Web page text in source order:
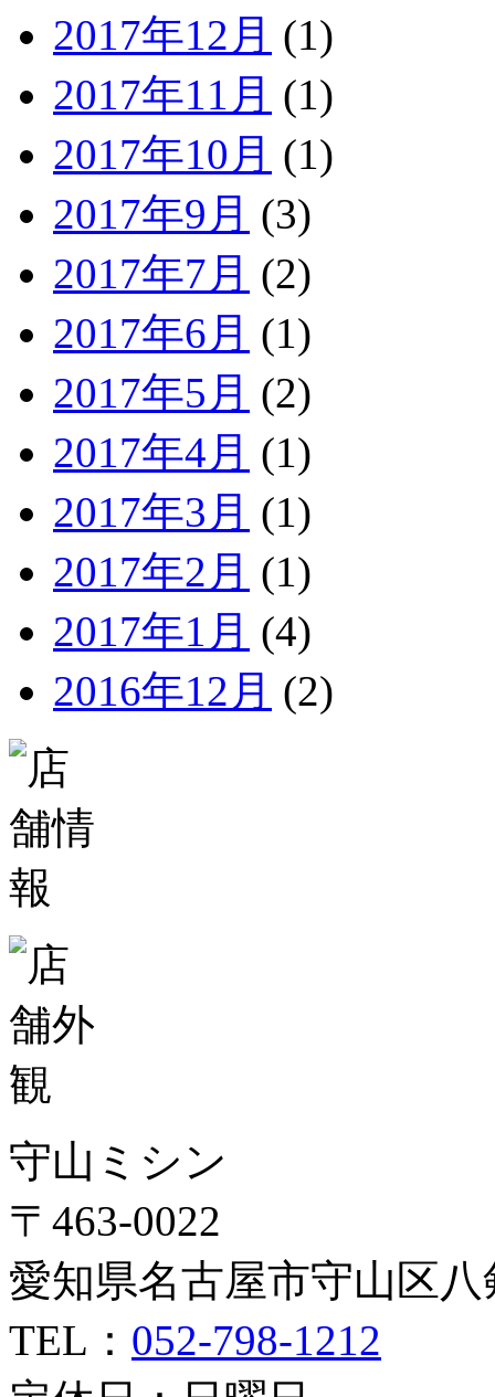
2017年12月 (1)
2017年11月 (1)
2017年10月 (1)
2017年9月 (3)
2017年7月 (2)
2017年6月 (1)
2017年5月 (2)
2017年4月 (1)
2017年3月 (1)
2017年2月 (1)
2017年1月 (4)
2016年12月 (2)
守山ミシン
〒463-0022
愛知県名古屋市守山区八
TEL： 052-798-1212